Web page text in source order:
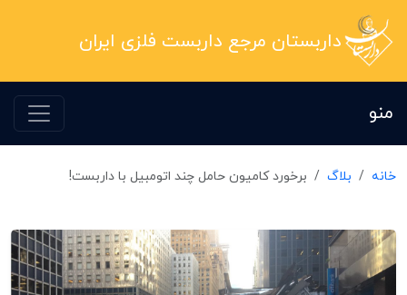
داربستان مرجع داربست فلزی ایران
منو
خانه بلاگ برخورد کامیون حامل چند اتومبیل با داربست!